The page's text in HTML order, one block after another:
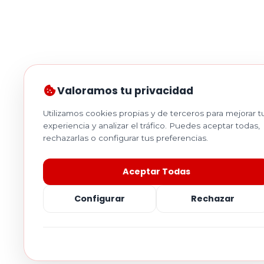
Valoramos tu privacidad
Utilizamos cookies propias y de terceros para mejorar
experiencia y analizar el tráfico. Puedes aceptar todas,
rechazarlas o configurar tus preferencias.
Aceptar Todas
Configurar Rechazar
Esenciales para el funcionamiento.